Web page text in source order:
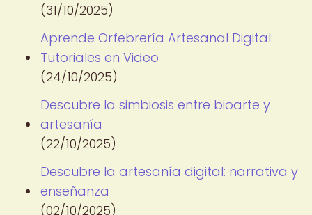
(31/10/2025)
Aprende Orfebrería Artesanal Digital:
Tutoriales en Video
(24/10/2025)
Descubre la simbiosis entre bioarte y
artesanía
(22/10/2025)
Descubre la artesanía digital: narrativa y
enseñanza
(02/10/2025)